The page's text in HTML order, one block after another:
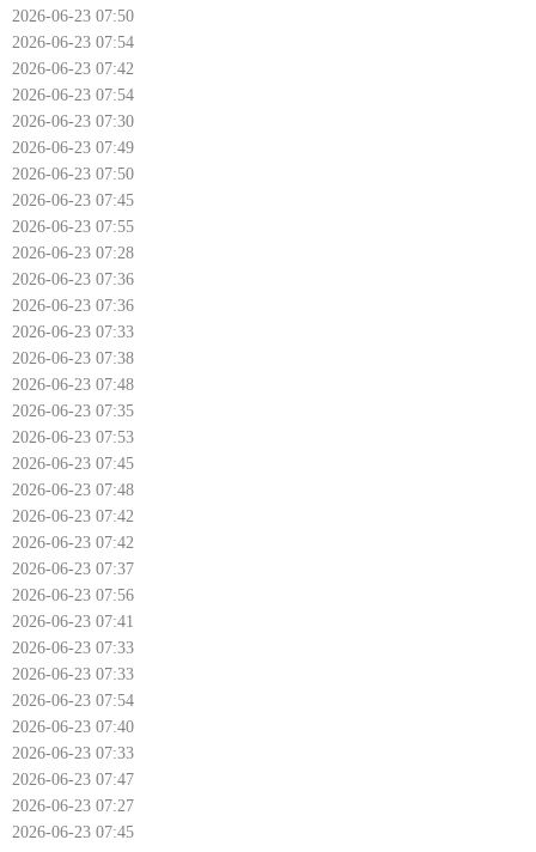
2026-06-23 07:50
2026-06-23 07:54
2026-06-23 07:42
2026-06-23 07:54
2026-06-23 07:30
2026-06-23 07:49
2026-06-23 07:50
2026-06-23 07:45
2026-06-23 07:55
2026-06-23 07:28
2026-06-23 07:36
2026-06-23 07:36
2026-06-23 07:33
2026-06-23 07:38
2026-06-23 07:48
2026-06-23 07:35
2026-06-23 07:53
2026-06-23 07:45
2026-06-23 07:48
2026-06-23 07:42
2026-06-23 07:42
2026-06-23 07:37
2026-06-23 07:56
2026-06-23 07:41
2026-06-23 07:33
2026-06-23 07:33
2026-06-23 07:54
2026-06-23 07:40
2026-06-23 07:33
2026-06-23 07:47
2026-06-23 07:27
2026-06-23 07:45